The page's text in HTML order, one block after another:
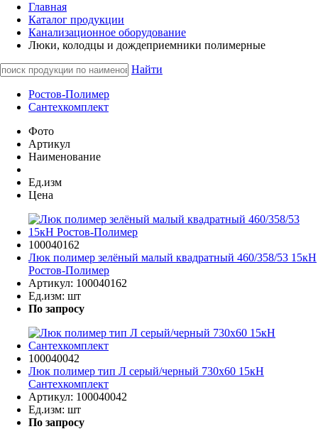
Главная
Каталог продукции
Канализационное оборудование
Люки, колодцы и дождеприемники полимерные
Найти
Ростов-Полимер
Сантехкомплект
Фото
Артикул
Наименование
Ед.изм
Цена
100040162
Люк полимер зелёный малый квадратный 460/358/53 15кН
Ростов-Полимер
Артикул: 100040162
Ед.изм: шт
По запросу
100040042
Люк полимер тип Л серый/черный 730х60 15кН
Сантехкомплект
Артикул: 100040042
Ед.изм: шт
По запросу